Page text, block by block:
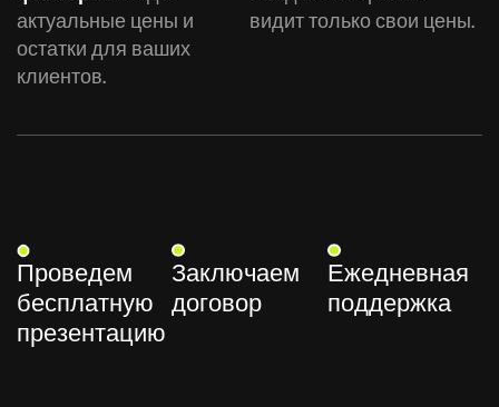
актуальные цены и
остатки для ваших
клиентов.
видит только свои цены.
Проведем
бесплатную
презентацию
Заключаем
договор
Ежедневная
поддержка